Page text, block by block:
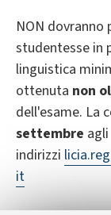
NON
studentesse in
linguistica
ottenuta non
dell'esame. La
settembre agli
indirizzi
it